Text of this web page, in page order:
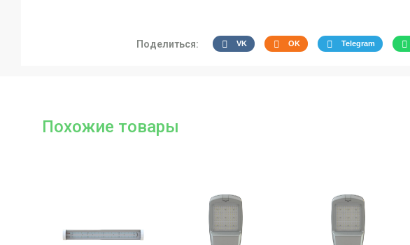
Поделиться: VK OK Telegram
Похожие товары